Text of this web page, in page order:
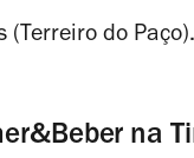
(Terreiro do
na